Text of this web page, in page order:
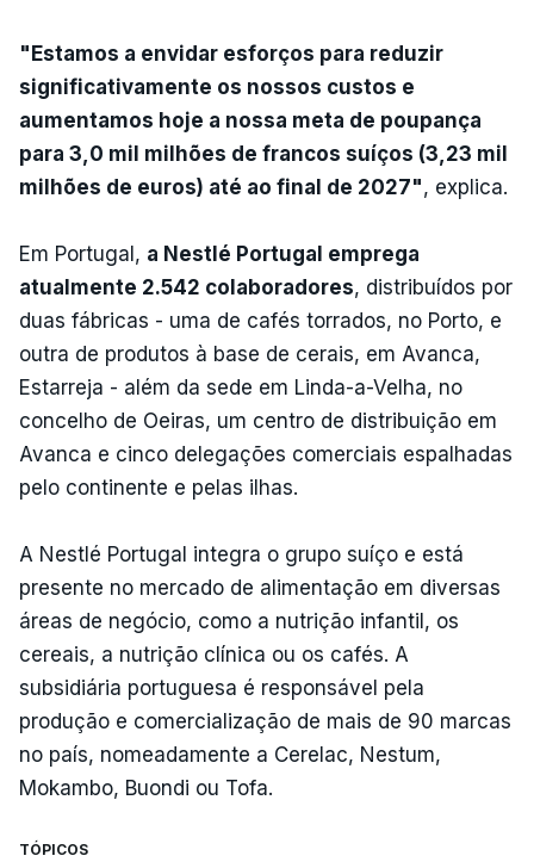
"Estamos a envidar esforços para reduzir
significativamente os nossos custos e
aumentamos hoje a nossa meta de poupança
para 3,0 mil milhões de francos suíços (3,23 mil
milhões de euros) até ao final de 2027", explica.
Em Portugal, a Nestlé Portugal emprega
atualmente 2.542 colaboradores, distribuídos por
duas fábricas - uma de cafés torrados, no Porto, e
outra de produtos à base de cerais, em Avanca,
Estarreja - além da sede em Linda-a-Velha, no
concelho de Oeiras, um centro de distribuição em
Avanca e cinco delegações comerciais espalhadas
pelo continente e pelas ilhas.
A Nestlé Portugal integra o grupo suíço e está
presente no mercado de alimentação em diversas
áreas de negócio, como a nutrição infantil, os
cereais, a nutrição clínica ou os cafés. A
subsidiária portuguesa é responsável pela
produção e comercialização de mais de 90 marcas
no país, nomeadamente a Cerelac, Nestum,
Mokambo, Buondi ou Tofa.
TÓPICOS